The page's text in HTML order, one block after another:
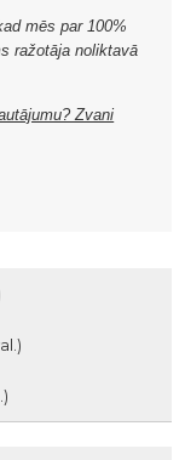
mēs par 100%
ražotāja noliktavā
Zvani